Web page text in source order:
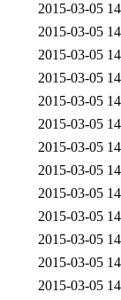
2015-03-05
2015-03-05
2015-03-05
2015-03-05
2015-03-05
2015-03-05
2015-03-05
2015-03-05
2015-03-05
2015-03-05
2015-03-05
2015-03-05
2015-03-05